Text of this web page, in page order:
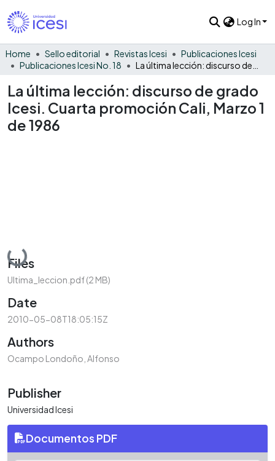
Log In
Home Sello editorial Revistas Icesi
Publicaciones Icesi
Publicaciones Icesi No. 18
La última lección: discurso de grado
Icesi. Cuarta promoción Cali, Marzo 1
de 1986
Loading...
Files
Ultima_leccion.pdf(2 MB)
Date
2010-05-08T18:05:15Z
Authors
Ocampo Londoño, Alfonso
Publisher
Universidad Icesi
Documentos PDF